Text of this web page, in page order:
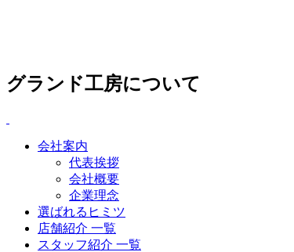
グランド工房について
会社案内
代表挨拶
会社概要
企業理念
選ばれるヒミツ
店舗紹介 一覧
スタッフ紹介 一覧